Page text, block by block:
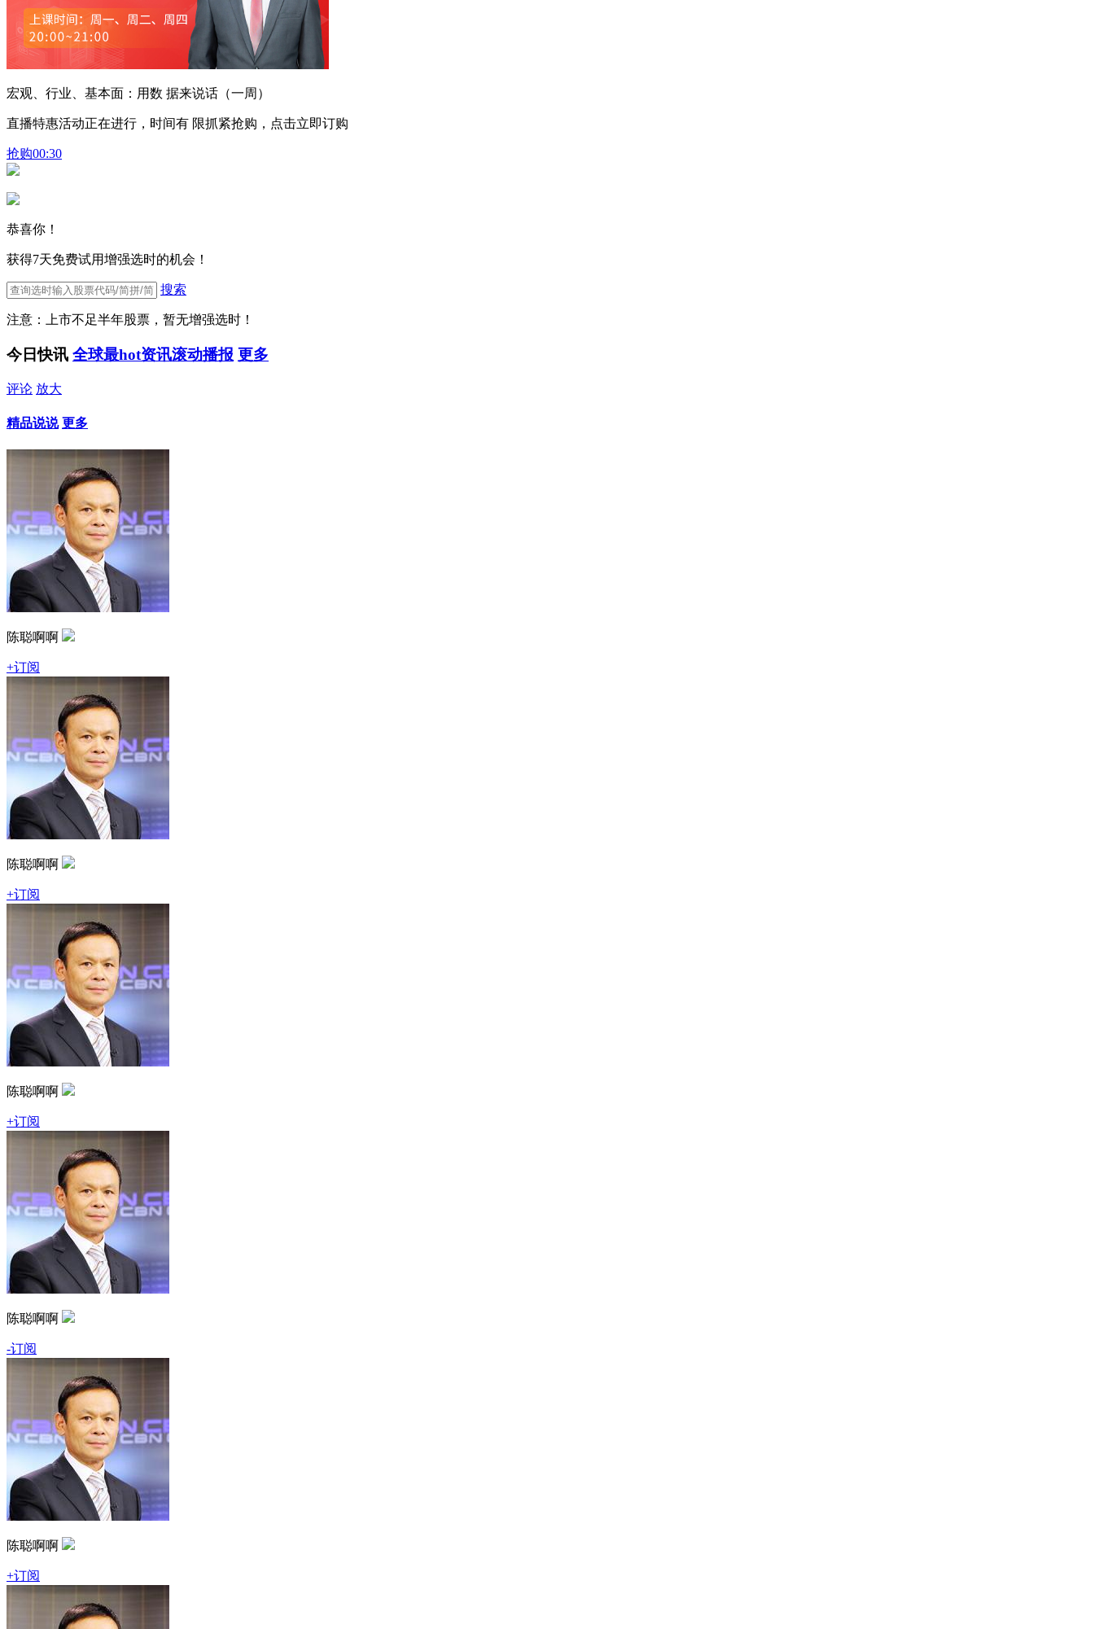
宏观、行业、基本面：用数 据来说话（一周）
直播特惠活动正在进行，时间有 限抓紧抢购，点击立即订购
抢购00:30
恭喜你！
获得7天免费试用增强选时的机会！
搜索
注意：上市不足半年股票，暂无增强选时！
今日快讯 全球最hot资讯滚动播报 更多
评论 放大
精品说说 更多
陈聪啊啊
+订阅
陈聪啊啊
+订阅
陈聪啊啊
+订阅
陈聪啊啊
-订阅
陈聪啊啊
+订阅